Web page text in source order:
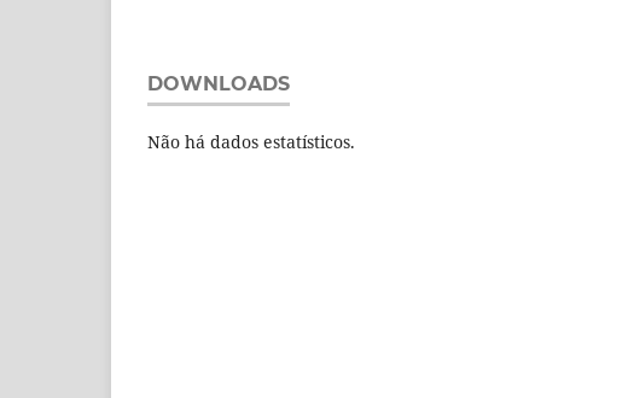
DOWNLOADS
Não há dados estatísticos.